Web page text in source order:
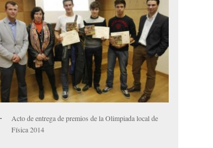
Acto de entrega de premios de la Olimpiada local de
Física 2014